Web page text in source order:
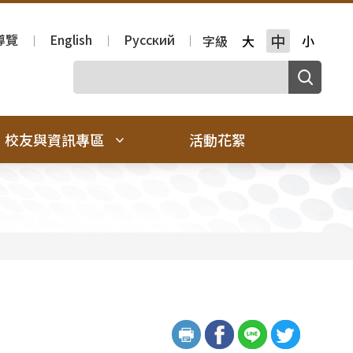
覽 English Русский 字級 大 中 小
校友與資訊專區 活動花絮